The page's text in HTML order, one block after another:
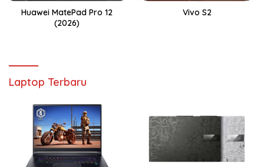
Huawei MatePad Pro 12
(2026)
Vivo S2
Laptop Terbaru